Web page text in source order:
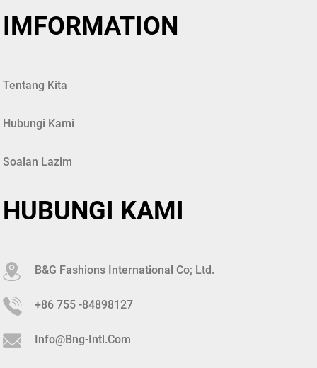
IMFORMATION
Tentang Kita
Hubungi Kami
Soalan Lazim
HUBUNGI KAMI
B&G Fashions International Co; Ltd.
+86 755 -84898127
Info@bng-Intl.com